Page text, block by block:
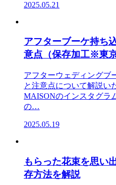
2025.05.21
アフターブーケ持ち
意点（保存加工※東京
アフターウェディングブ
と注意点について解説い
MAISONのインスタグラ
の…
2025.05.19
もらった花束を思い
存方法を解説